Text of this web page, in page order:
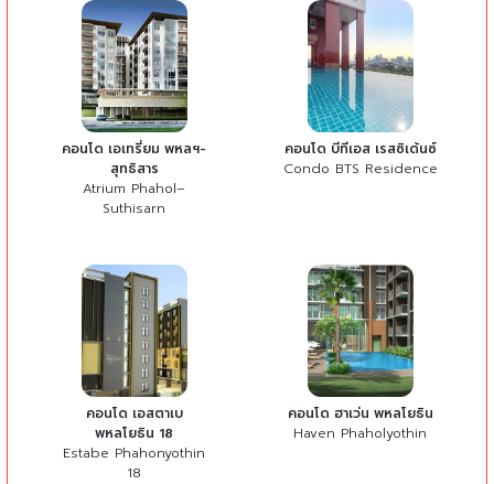
คอนโด เอเทรี่ยม พหลฯ-
สุทธิสาร
Atrium Phahol–
Suthisarn
คอนโด บีทีเอส เรสซิเด้นซ์
Condo BTS Residence
คอนโด เอสตาเบ
พหลโยธิน 18
Estabe Phahonyothin
18
คอนโด ฮาเว่น พหลโยธิน
Haven Phaholyothin